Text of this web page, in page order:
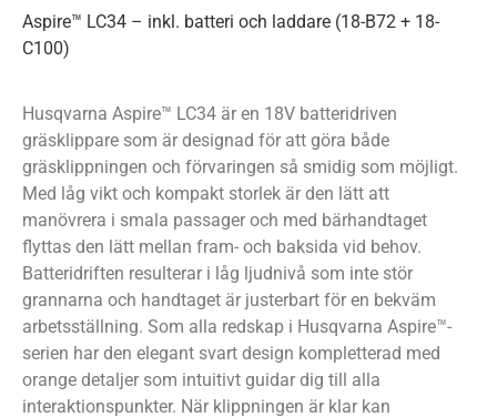
Aspire™ LC34 – inkl. batteri och laddare (18-B72 + 18-
C100)
Husqvarna Aspire™ LC34 är en 18V batteridriven
gräsklippare som är designad för att göra både
gräsklippningen och förvaringen så smidig som möjligt.
Med låg vikt och kompakt storlek är den lätt att
manövrera i smala passager och med bärhandtaget
flyttas den lätt mellan fram- och baksida vid behov.
Batteridriften resulterar i låg ljudnivå som inte stör
grannarna och handtaget är justerbart för en bekväm
arbetsställning. Som alla redskap i Husqvarna Aspire™-
serien har den elegant svart design kompletterad med
orange detaljer som intuitivt guidar dig till alla
interaktionspunkter. När klippningen är klar kan